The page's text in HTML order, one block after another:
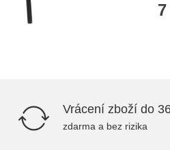
Vrácení zboží do
zdarma a bez rizika